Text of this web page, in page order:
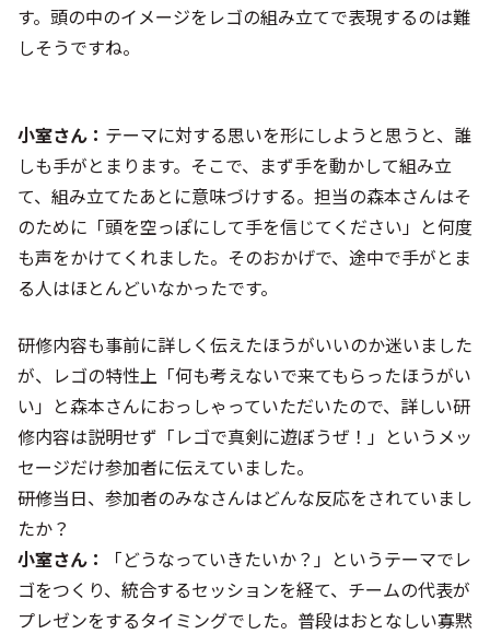
す。頭の中のイメージをレゴの組み立てで表現するのは難
しそうですね。
小室さん： テーマに対する思いを形にしようと思うと、誰
しも手がとまります。そこで、まず手を動かして組み立
て、組み立てたあとに意味づけする。担当の森本さんはそ
のために「頭を空っぽにして手を信じてください」と何度
も声をかけてくれました。そのおかげで、途中で手がとま
る人はほとんどいなかったです。
研修内容も事前に詳しく伝えたほうがいいのか迷いました
が、レゴの特性上「何も考えないで来てもらったほうがい
い」と森本さんにおっしゃっていただいたので、詳しい研
修内容は説明せず「レゴで真剣に遊ぼうぜ！」というメッ
セージだけ参加者に伝えていました。
――研修当日、参加者のみなさんはどんな反応をされていまし
たか？
小室さん：
「どうなっていきたいか？」というテーマでレ
ゴをつくり、統合するセッションを経て、チームの代表が
プレゼンをするタイミングでした。普段はおとなしい寡黙